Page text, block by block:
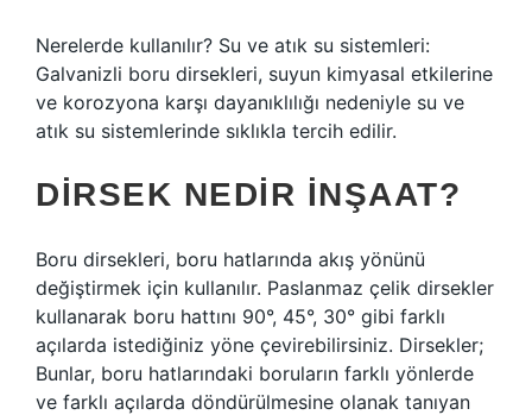
Nerelerde kullanılır? Su ve atık su sistemleri:
Galvanizli boru dirsekleri, suyun kimyasal etkilerine
ve korozyona karşı dayanıklılığı nedeniyle su ve
atık su sistemlerinde sıklıkla tercih edilir.
DIRSEK NEDIR INŞAAT?
Boru dirsekleri, boru hatlarında akış yönünü
değiştirmek için kullanılır. Paslanmaz çelik dirsekler
kullanarak boru hattını 90°, 45°, 30° gibi farklı
açılarda istediğiniz yöne çevirebilirsiniz. Dirsekler;
Bunlar, boru hatlarındaki boruların farklı yönlerde
ve farklı açılarda döndürülmesine olanak tanıyan